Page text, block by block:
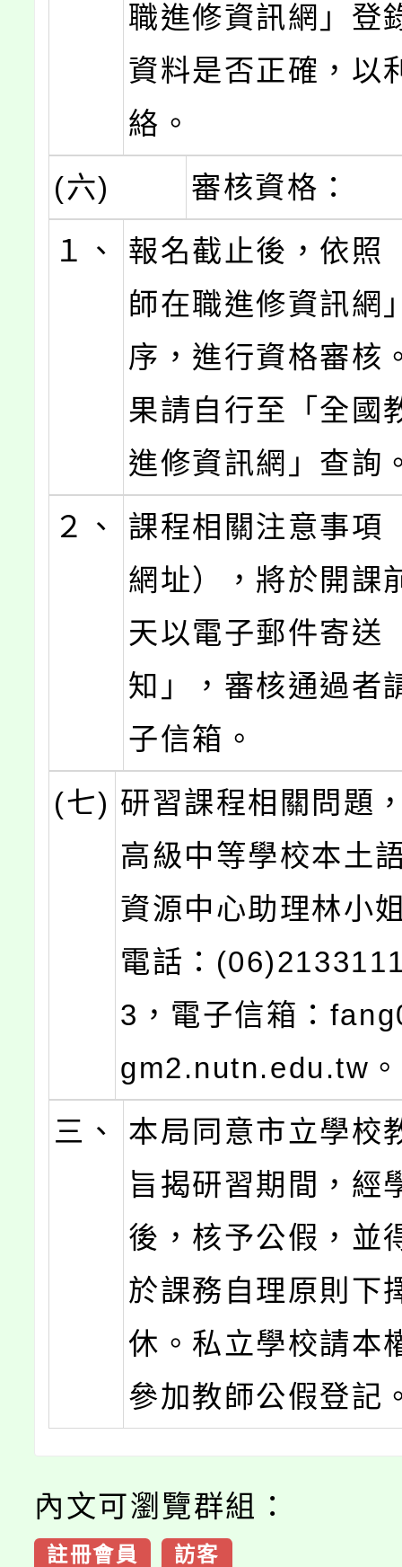
職進修資訊網」登
資料是否正確，以
絡。
(六)
審核資格：
１、
報名截止後，依照
師在職進修資訊網
序，進行資格審核
果請自行至「全國
進修資訊網」查詢
２、
課程相關注意事項
網址），將於開課
天以電子郵件寄送
知」，審核通過者
子信箱。
(七) 研習課程相關問題
高級中等學校本土
資源中心助理林小
電話：
3，電子信箱：
gm2.nutn.edu.tw。
三、
本局同意市立學校
旨揭研習期間，經
後，核予公假，並
於課務自理原則下
休。私立學校請本
參加教師公假登記
內文可瀏覽群組：
註冊會員 訪客